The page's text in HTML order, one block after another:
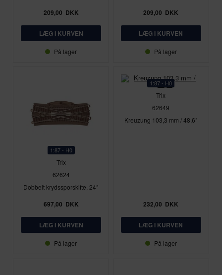
209,00 DKK
På lager
209,00 DKK
På lager
1:87 - H0
Trix
62624
Dobbelt krydssporskifte, 24°
697,00 DKK
På lager
1:87 - H0
Trix
62649
Kreuzung 103,3 mm / 48,6°
232,00 DKK
På lager